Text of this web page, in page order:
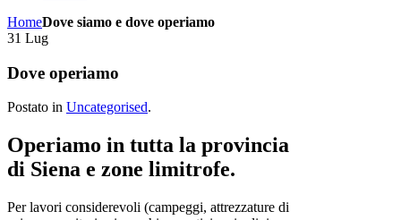
HomeDove siamo e dove operiamo
31 Lug
Dove operiamo
Postato in Uncategorised.
Operiamo in tutta la provincia
di Siena e zone limitrofe.
Per lavori considerevoli (campeggi, attrezzature di